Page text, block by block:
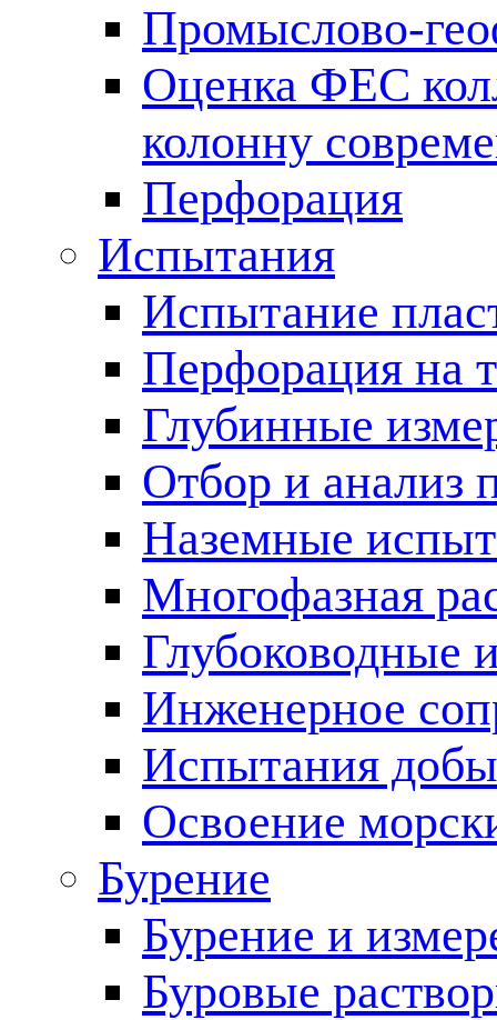
Промыслово-
Оценка ФЕС
колонну
Перфорация
Испытания
Испытание
Перфорация на
Глубинные
Отбор и анализ
Наземные
Многофазная
Глубоководные
Инженерное
Испытания
Освоение
Бурение
Бурение и
Буровые